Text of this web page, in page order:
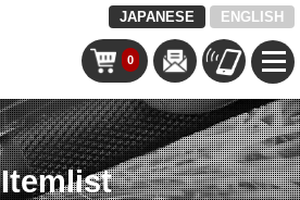
JAPANESE ENGLISH
0
Itemlist